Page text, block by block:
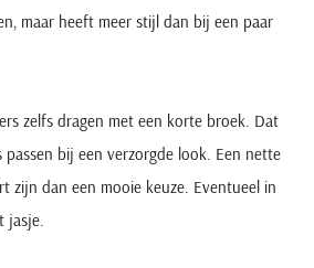
maar heeft meer stijl dan bij een paar
zelfs dragen met een korte broek. Dat
passen bij een verzorgde look. Een nette
zijn dan een mooie keuze. Eventueel in
jasje.